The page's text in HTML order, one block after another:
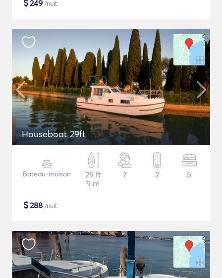
$249 /nuit
Houseboat 29ft
Bateau-maison
29 ft
9 m
7 2 5
$288 /nuit